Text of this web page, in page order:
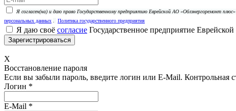
Я согласен(на) и даю право Государственному предприятию Еврейской АО «Облэнергоремонт
персональных данных
Политика государственного предприятия
Я даю своё согласие Государственное предприятие
X
Восстановление пароля
Если вы забыли пароль, введите логин или E-Mail. Контрольная
Логин *
E-Mail *